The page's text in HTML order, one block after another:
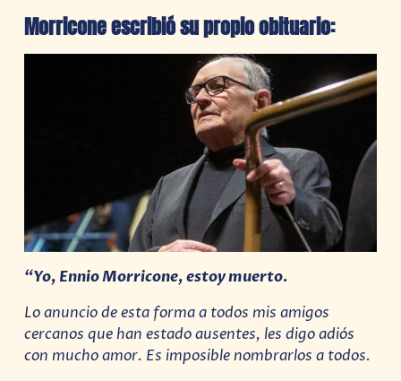
Morricone escribió su propio obituario:
“Yo, Ennio Morricone, estoy muerto.
Lo anuncio de esta forma a todos mis amigos
cercanos que han estado ausentes, les digo adiós
con mucho amor. Es imposible nombrarlos a todos.